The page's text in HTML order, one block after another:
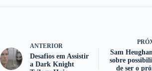
ANTERIOR
Desafios em Assistir
a Dark Knight
Sam
sobre
de ser o